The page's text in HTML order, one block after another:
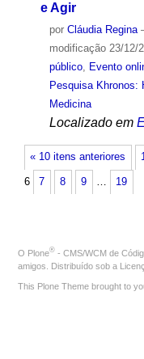
e Agir
por Cláudia Regina
modificação23/12/
público, Evento
Pesquisa Khronos:
Medicina
Localizado em
« 10 itens anteriores
6 7 8 9 … 19
O Plone® - CMS/WCM de
amigos. Distribuído sob a
This Plone Theme brought to